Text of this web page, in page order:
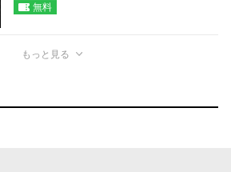
無料
もっと見る